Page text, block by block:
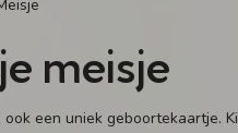
meisje
een uniek geboortekaartje.